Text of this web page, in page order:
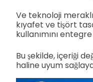
Ve teknoloji
kıyafet ve tişört
kullanımını
Bu şekilde, içeriği
haline uyum